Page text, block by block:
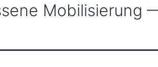
Mobilisierung